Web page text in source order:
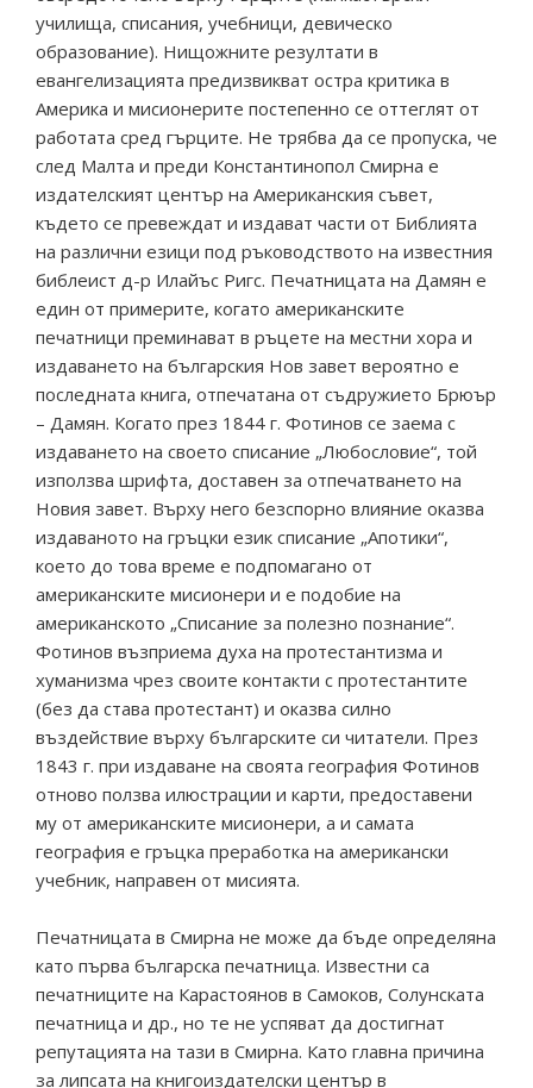
училища, списания, учебници, девическо
образование). Нищожните резултати в
евангелизацията предизвикват остра критика в
Америка и мисионерите постепенно се оттеглят от
работата сред гърците. Не трябва да се пропуска, че
след Малта и преди Константинопол Смирна е
издателският център на Американския съвет,
където се превеждат и издават части от Библията
на различни езици под ръководството на известния
библеист д-р Илайъс Ригс. Печатницата на Дамян е
един от примерите, когато американските
печатници преминават в ръцете на местни хора и
издаването на българския Нов завет вероятно е
последната книга, отпечатана от съдружието Брюър
– Дамян. Когато през 1844 г. Фотинов се заема с
издаването на своето списание „Любословие“, той
използва шрифта, доставен за отпечатването на
Новия завет. Върху него безспорно влияние оказва
издаваното на гръцки език списание „Апотики“,
което до това време е подпомагано от
американските мисионери и е подобие на
американското „Списание за полезно познание“.
Фотинов възприема духа на протестантизма и
хуманизма чрез своите контакти с протестантите
(без да става протестант) и оказва силно
въздействие върху българските си читатели. През
1843 г. при издаване на своята география Фотинов
отново ползва илюстрации и карти, предоставени
му от американските мисионери, а и самата
география е гръцка преработка на американски
учебник, направен от мисията.
Печатницата в Смирна не може да бъде определяна
като първа българска печатница. Известни са
печатниците на Карастоянов в Самоков, Солунската
печатница и др., но те не успяват да достигнат
репутацията на тази в Смирна. Като главна причина
за липсата на книгоиздателски център в